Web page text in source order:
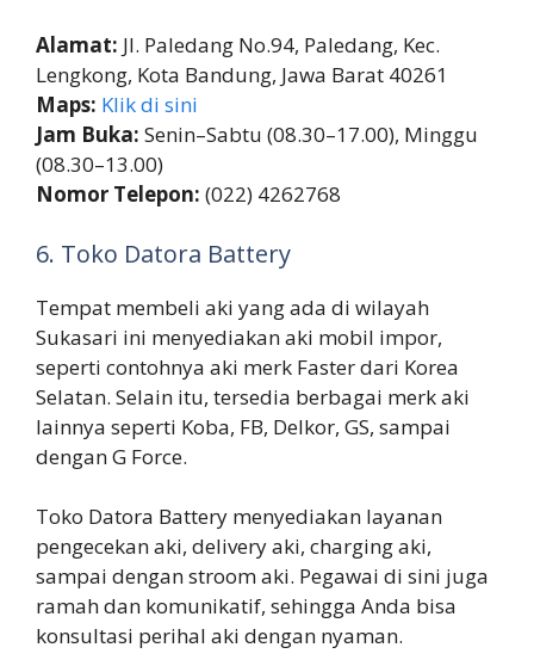
Alamat: Jl. Paledang No.94, Paledang, Kec.
Lengkong, Kota Bandung, Jawa Barat 40261
Maps: Klik di sini
Jam Buka: Senin–Sabtu (08.30–17.00), Minggu
(08.30–13.00)
Nomor Telepon: (022) 4262768
6. Toko Datora Battery
Tempat membeli aki yang ada di wilayah
Sukasari ini menyediakan aki mobil impor,
seperti contohnya aki merk Faster dari Korea
Selatan. Selain itu, tersedia berbagai merk aki
lainnya seperti Koba, FB, Delkor, GS, sampai
dengan G Force.
Toko Datora Battery menyediakan layanan
pengecekan aki, delivery aki, charging aki,
sampai dengan stroom aki. Pegawai di sini juga
ramah dan komunikatif, sehingga Anda bisa
konsultasi perihal aki dengan nyaman.